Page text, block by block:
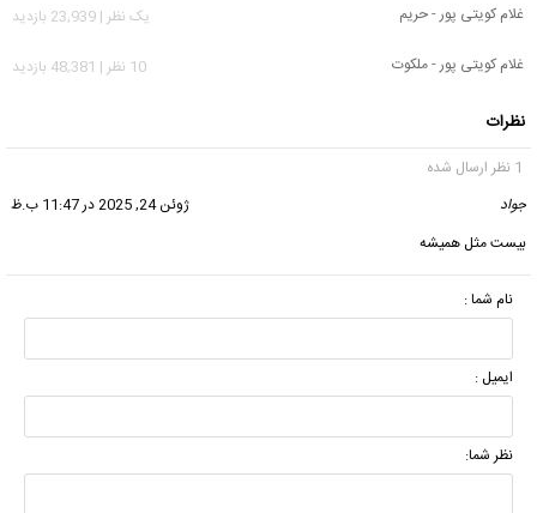
غلام کویتی پور - حریم
يک نظر | 23,939 بازدید
غلام کویتی پور - ملکوت
10 نظر | 48,381 بازدید
نظرات
1 نظر ارسال شده
جواد
ژوئن 24, 2025 در 11:47 ب.ظ
بیست مثل همیشه
نام شما :
ایمیل :
نظر شما: